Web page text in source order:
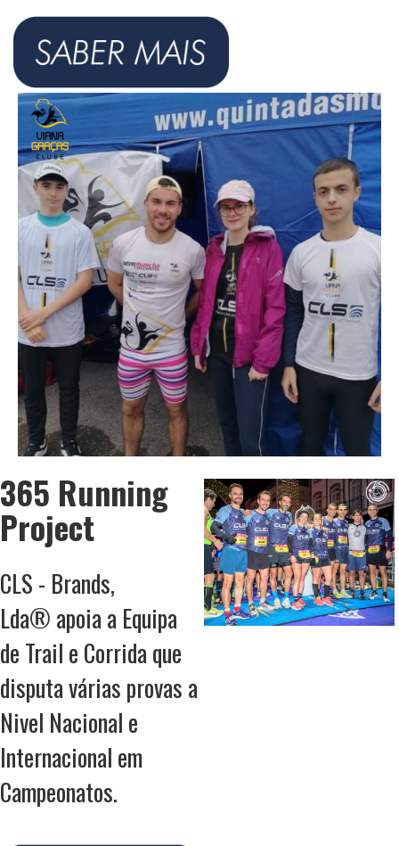
365 Running
Project
CLS - Brands,
Lda® apoia a Equipa
de Trail e Corrida que
disputa várias provas a
Nivel Nacional e
Internacional em
Campeonatos.